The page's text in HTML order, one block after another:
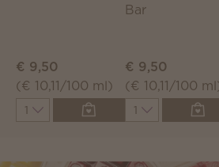
€ 9,50
(€ 10,11/100 ml)
Quantity
Bar
€ 9,50
(€ 10,11/100
Quantity